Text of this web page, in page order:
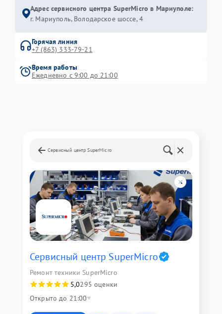
Адрес сервисного центра SuperMicro в Мариуполе:
г. Мариуполь, Володарское шоссе, 4
Горячая линия
+7 (863) 333-79-21
Время работы
Ежедневно с 9:00 до 21:00
Сервисный центр SuperMicro
Сервисный центр SuperMicro
Ремонт техники SuperMicro
5,0295 оценки
Открыто до 21:00